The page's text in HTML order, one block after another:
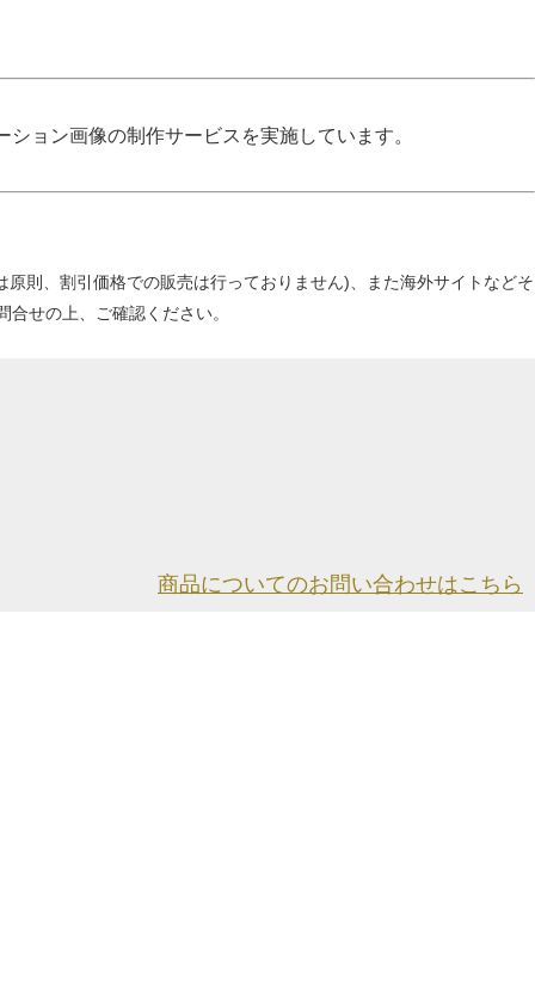
ョン画像の制作サービスを実施しています。
則、割引価格での販売は行っておりません)、また海外サイトなどそ
せの上、ご確認ください。
商品についてのお問い合わせはこちら